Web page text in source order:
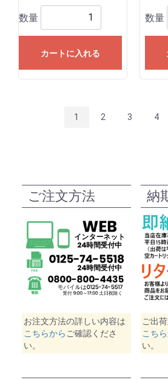
数量
カートに入れる
数量
1 2 3 4
ご注文方法
お注文方法の詳しい内容は
こちらから ご確認くださ
い。
納
ご出
こち
い。